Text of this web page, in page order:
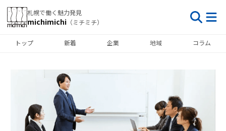
札幌で働く魅力発見
michimichi （ミチミチ）
トップ 新着 企業 地域 コラム